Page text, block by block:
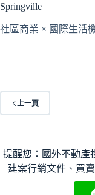
Springville
社區商業 × 國際生活
上一頁
提醒您：國外不動產
建案行銷文件、買